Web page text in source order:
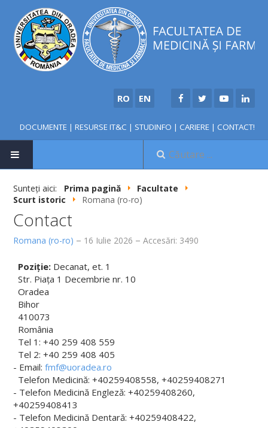
RO EN
DOCUMENTE | RESURSE IT&C | STUDINFO | CARIERE | CONTACT!
NOUTĂȚI
FACULTATE
Scurt istoric
Conducere
Consiliul și comisiile facultății
Comisiile consiliului facultății
Departamente
Discipline Morfologice
Departamentul Discipline Preclinice
Sunteți aici: Prima pagină
Facultate
Scurt istoric
Romana (ro-ro)
Contact
Romana (ro-ro) 16 Iulie 2026 Accesări: 3490
Poziție: Decanat, et. 1
Str. Piața 1 Decembrie nr. 10
Oradea
Bihor
410073
România
Tel 1: +40 259 408 559
Tel 2: +40 259 408 405
- Email: fmf@uoradea.ro
Telefon Medicină: +40259408558, +40259408271
- Telefon Medicină Engleză: +40259408260,
+40259408413
- Telefon Medicină Dentară: +40259408422,